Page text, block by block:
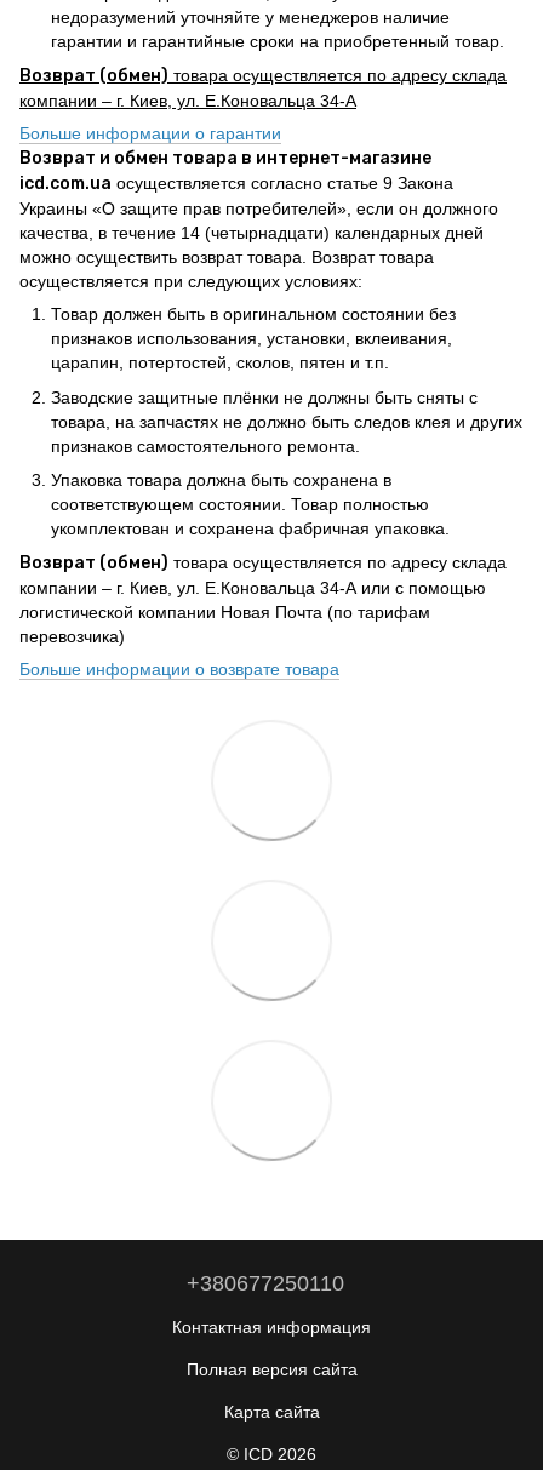
недоразумений уточняйте у менеджеров наличие
гарантии и гарантийные сроки на приобретенный товар.
Возврат (обмен) товара осуществляется по адресу склада
компании – г. Киев, ул. Е.Коновальца 34-А
Больше информации о гарантии
Возврат и обмен товара в интернет-магазине
icd.com.ua осуществляется согласно статье 9 Закона
Украины «О защите прав потребителей», если он должного
качества, в течение 14 (четырнадцати) календарных дней
можно осуществить возврат товара. Возврат товара
осуществляется при следующих условиях:
Товар должен быть в оригинальном состоянии без
признаков использования, установки, вклеивания,
царапин, потертостей, сколов, пятен и т.п.
Заводские защитные плёнки не должны быть сняты с
товара, на запчастях не должно быть следов клея и других
признаков самостоятельного ремонта.
Упаковка товара должна быть сохранена в
соответствующем состоянии. Товар полностью
укомплектован и сохранена фабричная упаковка.
Возврат (обмен) товара осуществляется по адресу склада
компании – г. Киев, ул. Е.Коновальца 34-А или с помощью
логистической компании Новая Почта (по тарифам
перевозчика)
Больше информации о возврате товара
+380677250110
Контактная информация
Полная версия сайта
Карта сайта
© ICD 2026